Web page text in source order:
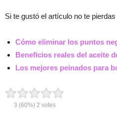
Si te gustó el artículo no te
Cómo eliminar los puntos
Beneficios reales del aceite
Los mejores peinados para
3 (60%) 2 votes